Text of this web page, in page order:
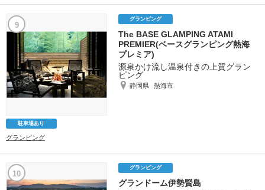
9
グランピング
The BASE GLAMPING ATAMI
PREMIER(ベースグランピング熱海
プレミア)
源泉かけ流し温泉付きの上質グラン
ピング
静岡県 熱海市
駐車場あり
グランピング
10
グランピング
グランドーム伊勢賢島